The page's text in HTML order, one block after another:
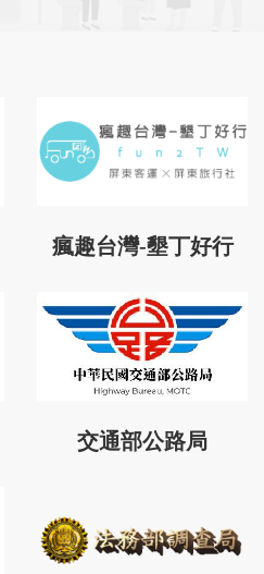
瘋趣台灣-墾丁好行
交通部公路局